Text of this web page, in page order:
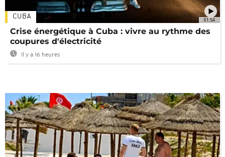
01:54
CUBA
Crise énergétique à Cuba : vivre au rythme des
coupures d'électricité
Il y a 16 heures